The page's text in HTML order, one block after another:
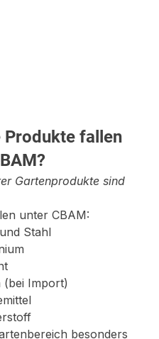
Produkte fallen
Gartenprodukte sind
unter CBAM:
Stahl
(bei Import)
besonders